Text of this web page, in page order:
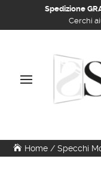
Spedizione
Cerchi
Home /Specchi